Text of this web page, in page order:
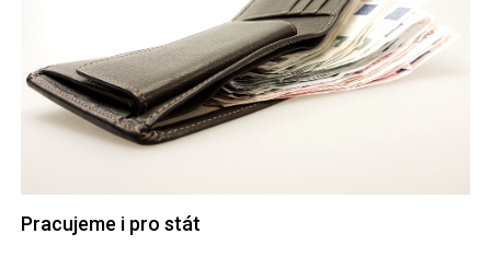
Pracujeme i pro stát